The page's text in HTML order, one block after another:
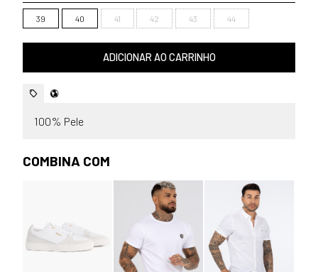
39 40 41 42 43 44
ADICIONAR AO CARRINHO
100% Pele
COMBINA COM